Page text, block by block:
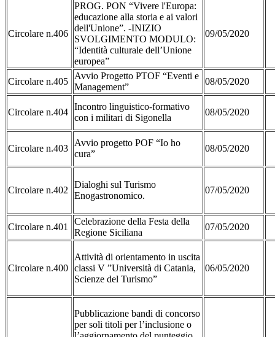
Circolare n.406
PROG. PON “Vivere l'Europa:
educazione alla storia e ai valori
dell'Unione”. -INIZIO
SVOLGIMENTO MODULO:
“Identità culturale dell’Unione
europea”
09/05/2020
Circolare n.405
Avvio Progetto PTOF “Eventi e
Management”
08/05/2020
Circolare n.404
Incontro linguistico-formativo
con i militari di Sigonella
08/05/2020
Circolare n.403
Avvio progetto POF “Io ho
cura”
08/05/2020
Circolare n.402
Dialoghi sul Turismo
Enogastronomico.
07/05/2020
Circolare n.401
Celebrazione della Festa della
Regione Siciliana
07/05/2020
Circolare n.400
Attività di orientamento in uscita
classi V ”Università di Catania,
Scienze del Turismo”
06/05/2020
Pubblicazione bandi di concorso
per soli titoli per l’inclusione o